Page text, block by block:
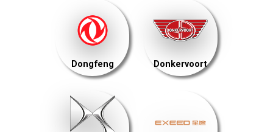
Dongfeng Donkervoort